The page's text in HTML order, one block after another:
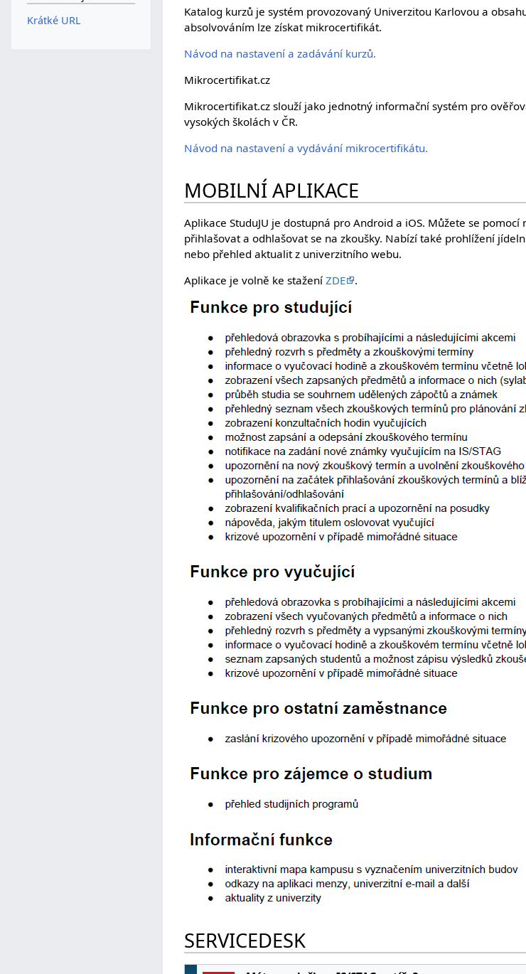
Katalog kurzů je systém provozovaný Univerzitou Karlovou a
absolvováním lze získat mikrocertifikát.
Návod na nastavení a zadávání kurzů.
Mikrocertifikat.cz
Mikrocertifikat.cz slouží jako jednotný informační systém pro
vysokých školách v ČR.
Návod na nastavení a vydávání mikrocertifikátu.
MOBILNÍ APLIKACE
Aplikace StuduJU je dostupná pro Android a iOS. Můžete se pomocí
přihlašovat a odhlašovat se na zkoušky. Nabízí také prohlížení
nebo přehled aktualit z univerzitního webu.
Aplikace je volně ke staženíZDE .
SERVICEDESK
Krátké URL